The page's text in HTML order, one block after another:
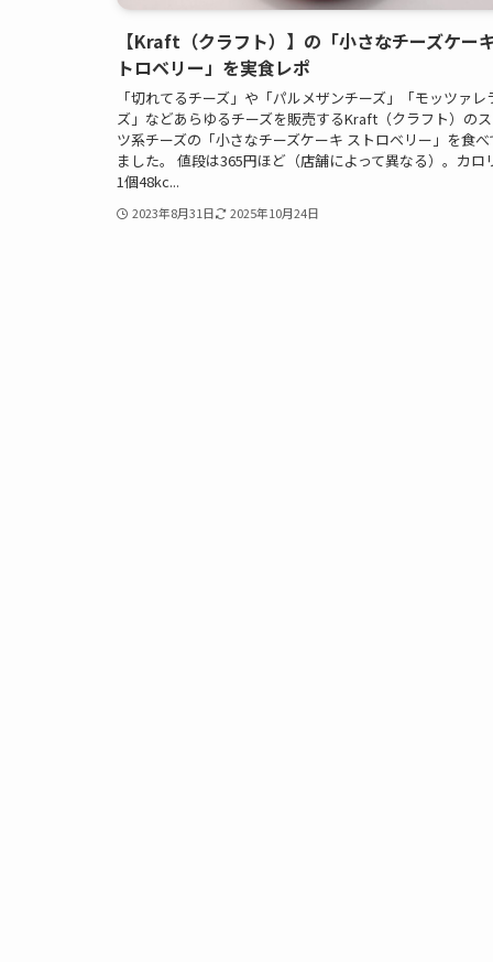
【Kraft（クラフト）】の「小さなチーズケー
トロベリー」を実食レポ
「切れてるチーズ」や「パルメザンチーズ」「モッツァレ
ズ」などあらゆるチーズを販売するKraft（クラフト）の
ツ系チーズの「小さなチーズケーキ ストロベリー」を食べ
ました。 値段は365円ほど（店舗によって異なる）。カロ
1個48kc...
2023年8月31日 2025年10月24日